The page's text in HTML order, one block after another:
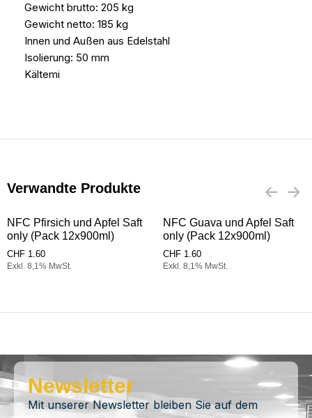
Gewicht brutto: 205 kg
Gewicht netto: 185 kg
Innen und Außen aus Edelstahl
Isolierung: 50 mm
Kältemi
Verwandte Produkte
NFC Pfirsich und Apfel Saft
only (Pack 12x900ml)
CHF 1.60
Exkl. 8,1% MwSt.
NFC Guava und Apfel Saft
only (Pack 12x900ml)
CHF 1.60
Exkl. 8,1% MwSt.
Newsletter
Mit unserer Newsletter bleiben Sie auf dem